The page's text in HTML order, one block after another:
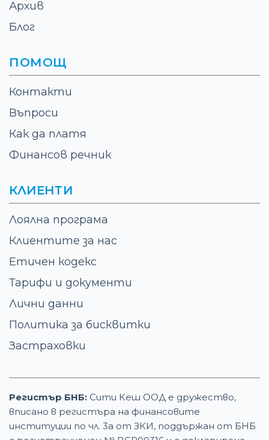
Архив
Блог
ПОМОЩ
Контакти
Въпроси
Как да платя
Финансов речник
КЛИЕНТИ
Лоялна програма
Клиентите за нас
Етичен кодекс
Тарифи и документи
Лични данни
Политика за бисквитки
Застраховки
Регистър БНБ: Сити Кеш ООД е дружество,
вписано в регистъра на финансовите
институции по чл. 3а от ЗКИ, поддържан от БНБ